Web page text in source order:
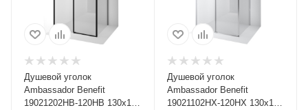
Душевой уголок
Ambassador Benefit
19021202HB-120HB 130х120
Душевой уголок
Ambassador Benefit
19021102HX-120HX 130х120